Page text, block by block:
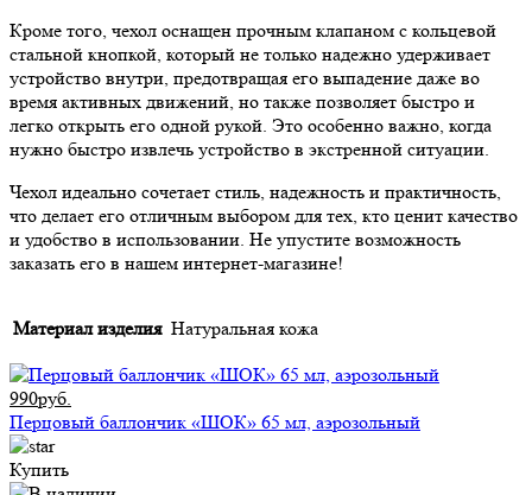
Кроме того, чехол оснащен прочным клапаном с кольцевой
стальной кнопкой, который не только надежно удерживает
устройство внутри, предотвращая его выпадение даже во
время активных движений, но также позволяет быстро и
легко открыть его одной рукой. Это особенно важно, когда
нужно быстро извлечь устройство в экстренной ситуации.
Чехол идеально сочетает стиль, надежность и практичность,
что делает его отличным выбором для тех, кто ценит качество
и удобство в использовании. Не упустите возможность
заказать его в нашем интернет-магазине!
Материал изделия Натуральная кожа
990руб.
Перцовый баллончик «ШОК» 65 мл, аэрозольный
Купить